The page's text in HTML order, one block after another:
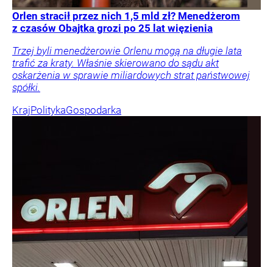
Orlen stracił przez nich 1,5 mld zł? Menedżerom
z czasów Obajtka grozi po 25 lat więzienia
Trzej byli menedżerowie Orlenu mogą na długie lata
trafić za kraty. Właśnie skierowano do sądu akt
oskarżenia w sprawie miliardowych strat państwowej
spółki.
KrajPolitykaGospodarka